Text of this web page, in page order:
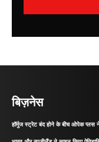
बिज़नेस
हॉर्मुज स्ट्रेट बंद होने के बीच ओपेक प्लस